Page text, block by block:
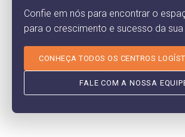
Confie em nós para encontrar o
para o crescimento e sucesso da
CONHEÇA TODOS OS CENTROS
FALE COM A NOSSA